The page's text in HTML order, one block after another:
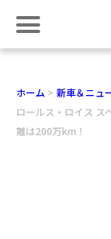
ホーム
新車＆ニュ
ロールス・ロイス
離は200万km！